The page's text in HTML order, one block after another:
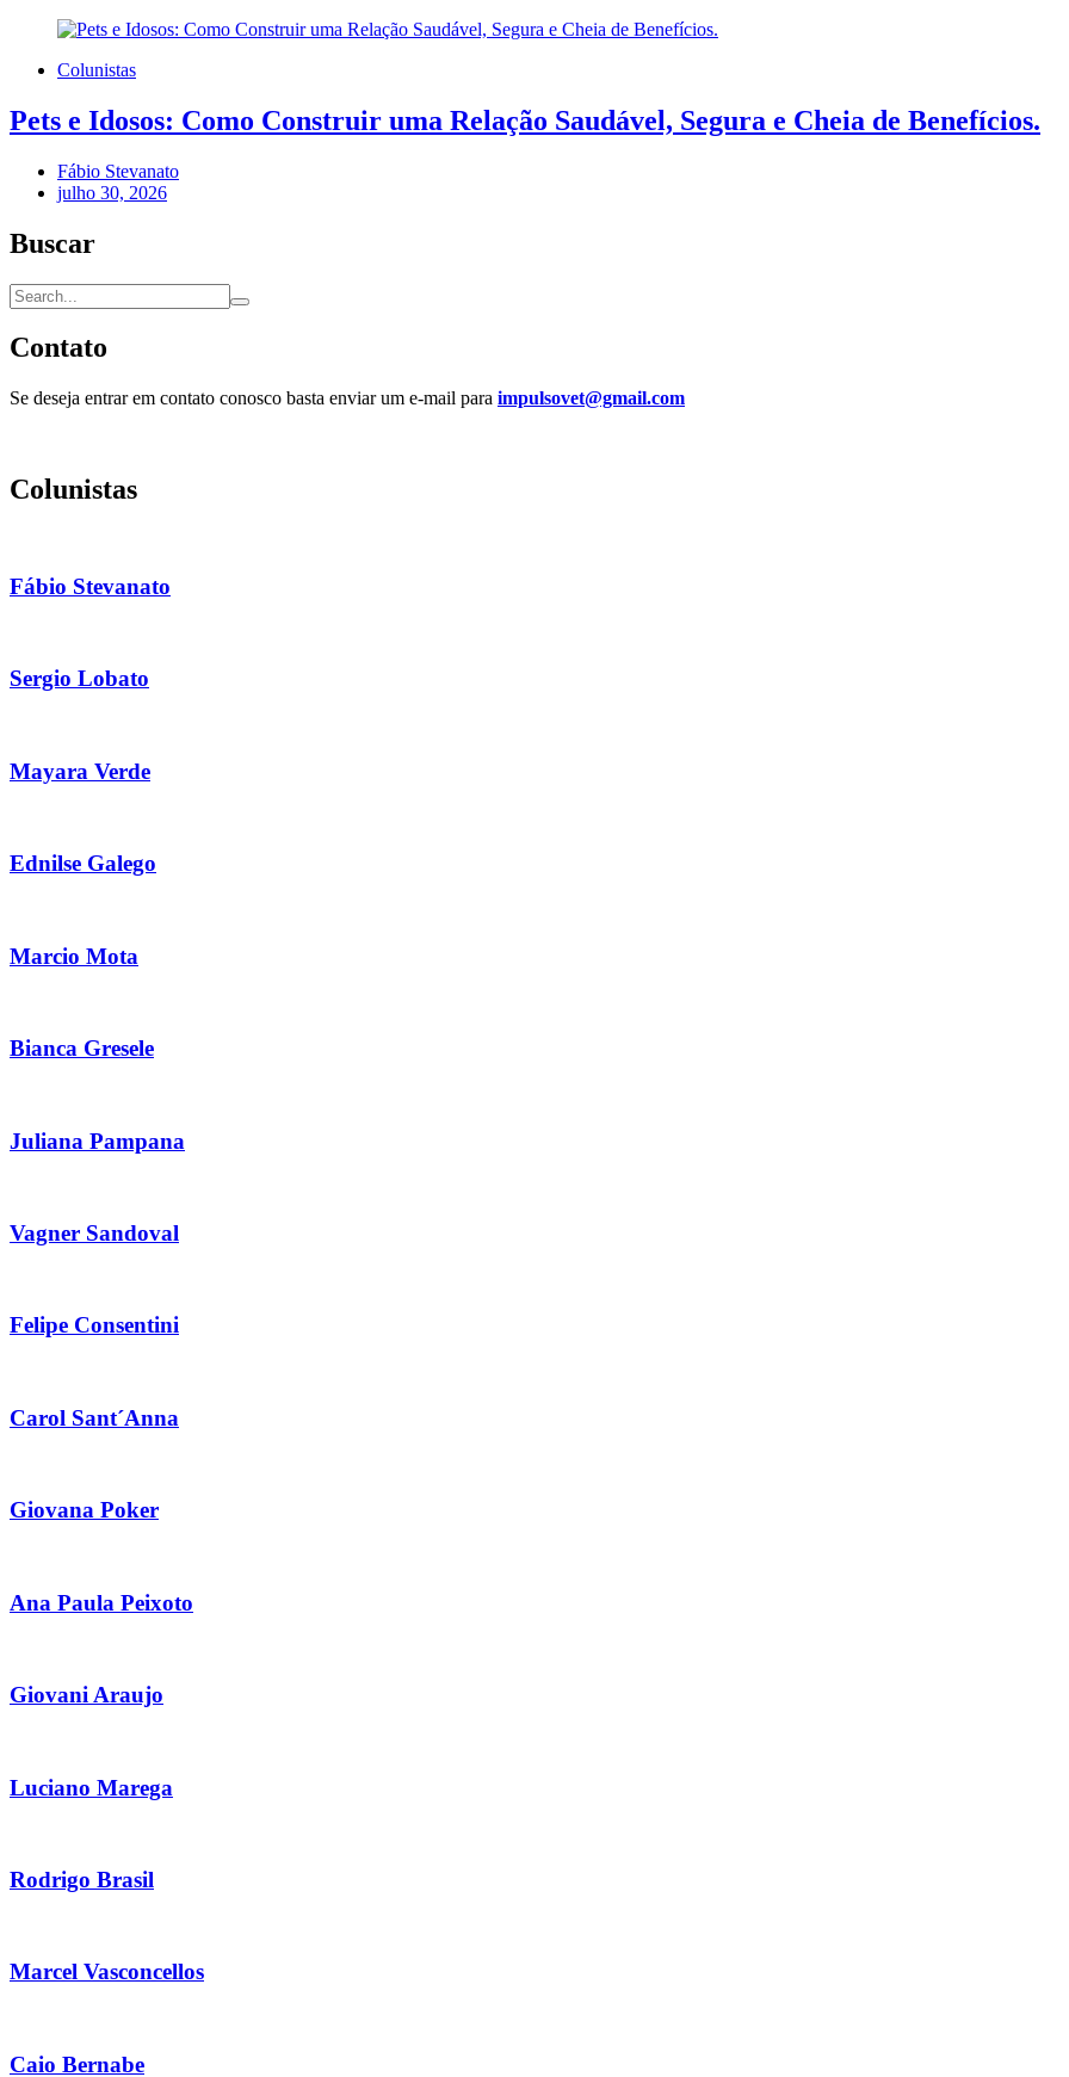
Colunistas
Pets e Idosos: Como Construir uma Relação Saudável, Segura e Cheia de Benefícios.
Fábio Stevanato
julho 30, 2026
Buscar
Contato
Se deseja entrar em contato conosco basta enviar um e-mail para impulsovet@gmail.com
Colunistas
Fábio Stevanato
Sergio Lobato
Mayara Verde
Ednilse Galego
Marcio Mota
Bianca Gresele
Juliana Pampana
Vagner Sandoval
Felipe Consentini
Carol Sant´Anna
Giovana Poker
Ana Paula Peixoto
Giovani Araujo
Luciano Marega
Rodrigo Brasil
Marcel Vasconcellos
Caio Bernabe